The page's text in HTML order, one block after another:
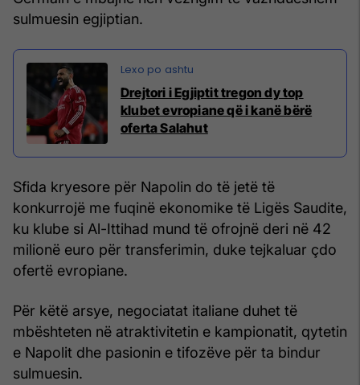
sulmuesin egjiptian.
Drejtori i Egjiptit tregon dy top
klubet evropiane që i kanë bërë
oferta Salahut
Sfida kryesore për Napolin do të jetë të
konkurrojë me fuqinë ekonomike të Ligës Saudite,
ku klube si Al-Ittihad mund të ofrojnë deri në 42
milionë euro për transferimin, duke tejkaluar çdo
ofertë evropiane.
Për këtë arsye, negociatat italiane duhet të
mbështeten në atraktivitetin e kampionatit, qytetin
e Napolit dhe pasionin e tifozëve për ta bindur
sulmuesin.